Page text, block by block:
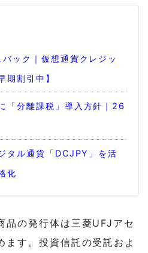
ック｜仮想通貨クレジッ
期割引中】
「分離課税」導入方針｜26
タル通貨「DCJPY」を活
化
品の発行体は三菱UFJアセ
ます。投資信託の受託およ